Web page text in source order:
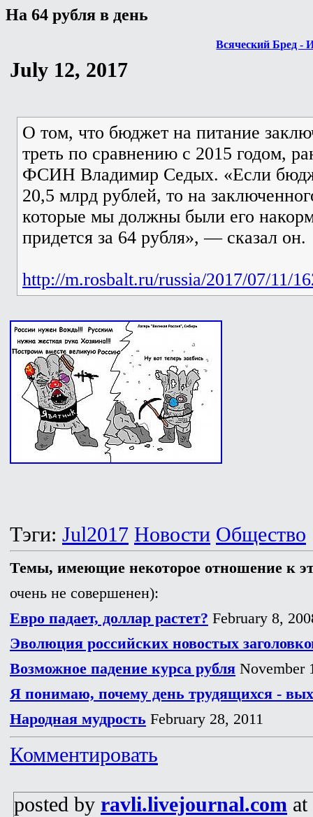
На 64 рубля в день
Всяческий Бред -
July 12, 2017
О том, что бюджет на питание
треть по сравнению с 2015 годом,
ФСИН Владимир Седых. «Если
20,5 млрд рублей, то на
которые мы должны были его
придется за 64 рубля», — сказал он.
http://m.rosbalt.ru/russia/2017/07/11/
Тэги: Jul2017 Новости Общество
Темы, имеющие некоторое отношение к
очень не совершенен):
Евро падает, доллар растет? February 8,
Эволюция российских новостых
Возможное падение курса рубля November
Я понимаю, почему день трудящихся -
Народная мудрость February 28, 2011
Комментировать
posted by ravli.livejournal.com at